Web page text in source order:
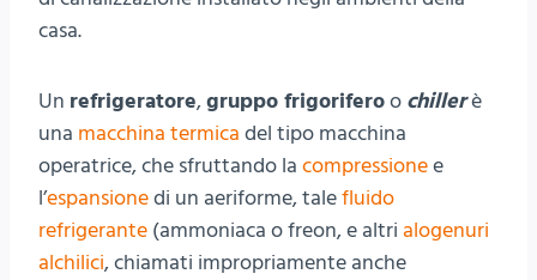
casa.
Un refrigeratore,gruppo frigoriferoo chillerè
una macchina termica del tipo macchina
operatrice, che sfruttando la compressionee
l’espansionedi un aeriforme, talefluido
refrigerante (ammoniaca o freon, e altri alogenuri
alchilici, chiamati impropriamente anche